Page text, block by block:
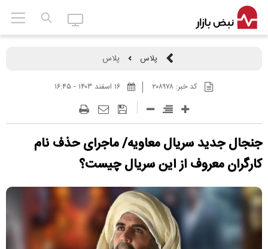
پلاس پلاس
کد خبر:۲۰۸۹۷۸ ۱۶ اسفند ۱۴۰۳ - ۱۶:۴۵
جنجال جدید سریال معاویه/ ماجرای حذف نام
کارگران معروف از این سریال چیست؟